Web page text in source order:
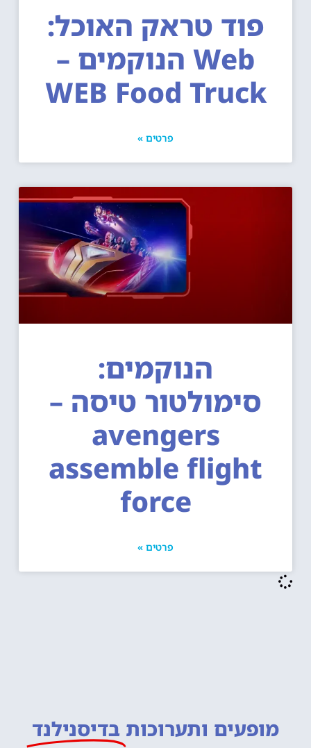
פוד טראק האוכל:
Web הנוקמים –
WEB Food Truck
פרטים »
הנוקמים:
סימולטור טיסה –
avengers
assemble flight
force
פרטים »
מופעים ותערוכות בדיסנילנד